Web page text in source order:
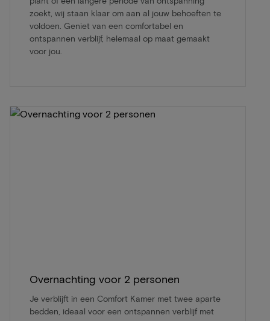
zoekt, wij staan klaar om aan al jouw behoeften te
voldoen. Geniet van een comfortabel en
ontspannen verblijf, helemaal op maat gemaakt
voor jou.
Overnachting voor 2 personen
Je verblijft in een Comfort Kamer met twee aparte
bedden, ideaal voor een ontspannen verblijf met